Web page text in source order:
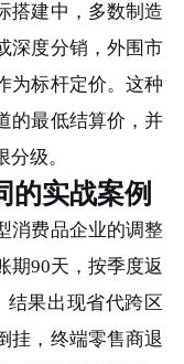
搭建中，多数制造
深度分销，外围市
为标杆定价。这种
的最低结算价，并
级。
的实战案例
费品企业的调整
期90天，按季度返
果出现省代跨区
挂，终端零售商退